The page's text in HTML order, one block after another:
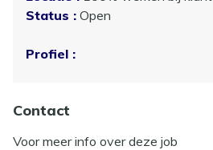
Status : Open
Profiel :
Contact
Voor meer info over deze job